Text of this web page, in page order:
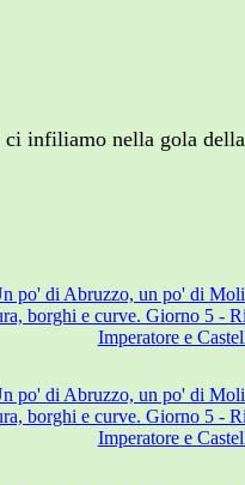
infiliamo nella gola della